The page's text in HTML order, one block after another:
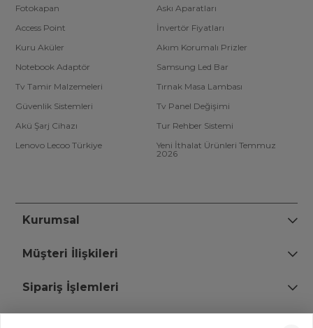
Fotokapan
Askı Aparatları
Access Point
İnvertör Fiyatları
Kuru Aküler
Akım Korumalı Prizler
Notebook Adaptör
Samsung Led Bar
Tv Tamir Malzemeleri
Tırnak Masa Lambası
Güvenlik Sistemleri
Tv Panel Değişimi
Akü Şarj Cihazı
Tur Rehber Sistemi
Lenovo Lecoo Türkiye
Yeni İthalat Ürünleri Temmuz
2026
Kurumsal
Müşteri İlişkileri
Sipariş İşlemleri